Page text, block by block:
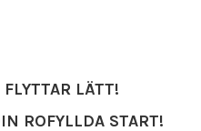
LÄTT!
ROFYLLDA START!